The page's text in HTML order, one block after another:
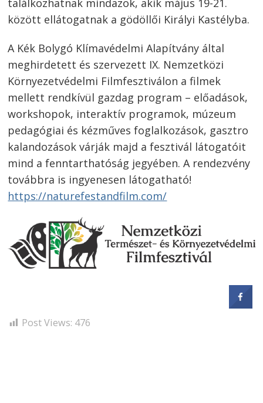
között ellátogatnak a gödöllői Királyi Kastélyba.
A Kék Bolygó Klímavédelmi Alapítvány által
meghirdetett és szervezett IX. Nemzetközi
Környezetvédelmi Filmfesztiválon a filmek
mellett rendkívül gazdag program – előadások,
workshopok, interaktív programok, múzeum
pedagógiai és kézműves foglalkozások, gasztro
kalandozások várják majd a fesztivál látogatóit
mind a fenntarthatóság jegyében. A rendezvény
továbbra is ingyenesen látogatható!
https://naturefestandfilm.com/
Post Views: 476